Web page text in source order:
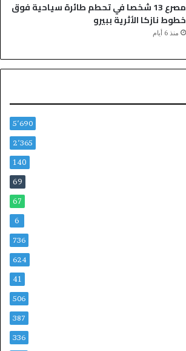
مصرع 13 شخصا في تحطم طائرة سياحية فوق
خطوط نازكا الأثرية ببيرو
منذ 6 أيام
5٬690
2٬365
140
69
67
6
736
624
41
506
387
336